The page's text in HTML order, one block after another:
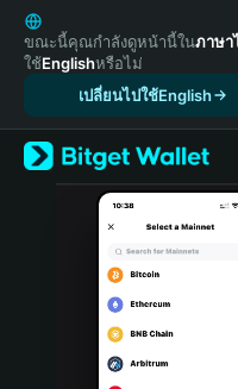
English
日本語
Tiếng Việt
Español (Latinoamérica)
Türkçe
Italiano
Português (Portugal)
Bahasa Indonesia
ขณะนี้คุณกำลังดูหน้านี้ในภาษา
ใช้Englishหรือไม่
เปลี่ยนไปใช้English